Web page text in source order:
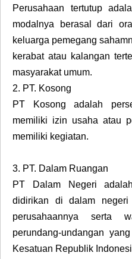
Perusahaan tertutup
modalnya berasal dari
keluarga pemegang
kerabat atau kalangan
masyarakat umum.
2. PT. Kosong
PT Kosong adalah
memiliki izin usaha atau
memiliki kegiatan.
3. PT. Dalam Ruangan
PT Dalam Negeri
didirikan di dalam negeri
perusahaannya serta
perundang-undangan
Kesatuan Republik